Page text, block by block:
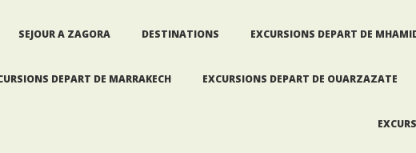
SEJOUR A ZAGORA DESTINATIONS EXCURSIONS DEPART DE
DEPART DE MARRAKECH EXCURSIONS DEPART DE OUARZAZATE